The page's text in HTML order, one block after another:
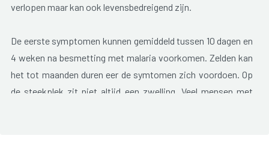
verlopen maar kan ook levensbedreigend zijn.
De eerste symptomen kunnen gemiddeld tussen 10 dagen en
4 weken na besmetting met malaria voorkomen. Zelden kan
het tot maanden duren eer de symtomen zich voordoen. Op
de steekplek zit niet altijd een zwelling. Veel mensen met